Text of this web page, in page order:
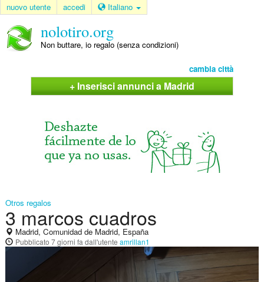
nuovo utente accedi Italiano
nolotiro.org
Non buttare, io regalo (senza condizioni)
cambia città
+ Inserisci annunci a Madrid
Otros regalos
3 marcos cuadros
Madrid, Comunidad de Madrid, España
Pubblicato 7 giorni fa dall'utente amrillan1